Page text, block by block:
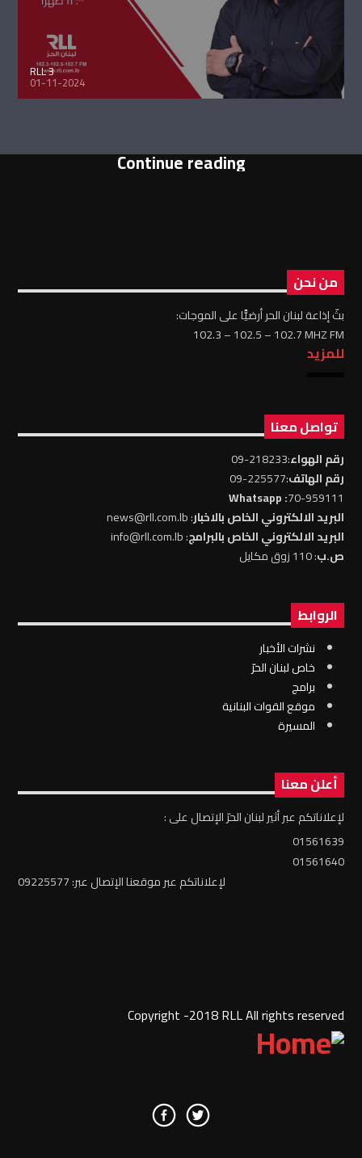
RLL 3
01-11-2024
Continue reading
من نحن
بثّ إذاعة لبنان الحر أرضيًّا على الموجات:
102.3 – 102.5 – 102.7 MHZ FM
للمزيد
تواصل معنا
رقم الهواء:218233-09
رقم الهاتف:225577-09
70-959111
: Whatsapp
البريد الالكتروني الخاص بالاخبار: news@rll.com.lb
البريد الالكتروني الخاص بالبرامج: info@rll.com.lb
ص.ب: 110 زوق مكايل
الروابط
نشرات الأخبار
خاص لبنان الحرّ
برامج
موقع القوات البنانية
المسيرة
أعلن معنا
لإعلاناتكم عبر أثير لبنان الحرّ الإتصال على :
01561639
01561640
لإعلاناتكم عبر موقعنا الإتصال عبر: 09225577
Copyright -2018 RLL All rights reserved